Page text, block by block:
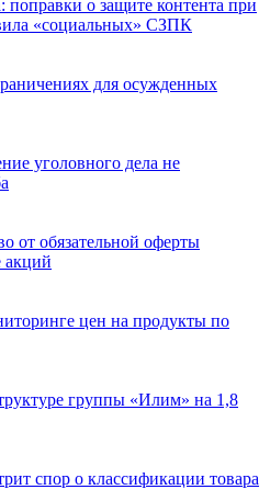
поправки о защите контента при
«социальных» СЗПК
для осужденных
уголовного дела не
от обязательной оферты
акций
цен на продукты по
группы «Илим» на 1,8
спор о классификации товара